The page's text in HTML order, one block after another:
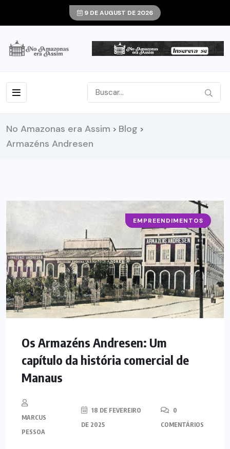
9 DE AUGUST DE 2026
No Amazonas era Assim > Blog >
Armazéns Andresen
EMPREENDIMENTOS
Os Armazéns Andresen: Um
capítulo da história comercial de
Manaus
MARCUS
PESSOA
18 DE FEVEREIRO
DE 2025
0
COMENTÁRIOS